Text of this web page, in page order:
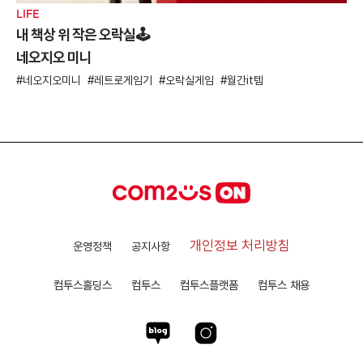
LIFE
내 책상 위 작은 오락실🕹
네오지오 미니
네오지오미니 레트로게임기 오락실게임 월간it템
운영정책 공지사항 개인정보 처리방침
컴투스홀딩스 컴투스 컴투스플랫폼 컴투스 채용